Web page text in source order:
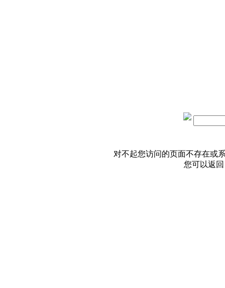
对不起您访问的页面不存在或
您可以返